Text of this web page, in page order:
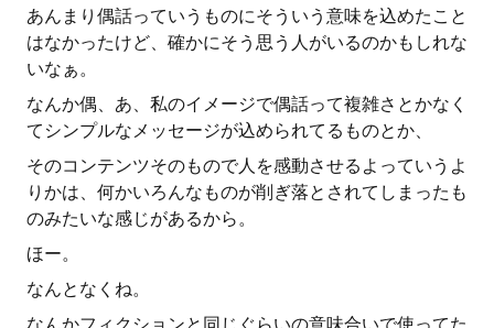
あんまり偶話っていうものにそういう意味を込めたこと
はなかったけど、確かにそう思う人がいるのかもしれな
いなぁ。
なんか偶、あ、私のイメージで偶話って複雑さとかなく
てシンプルなメッセージが込められてるものとか、
そのコンテンツそのもので人を感動させるよっていうよ
りかは、何かいろんなものが削ぎ落とされてしまったも
のみたいな感じがあるから。
ほー。
なんとなくね。